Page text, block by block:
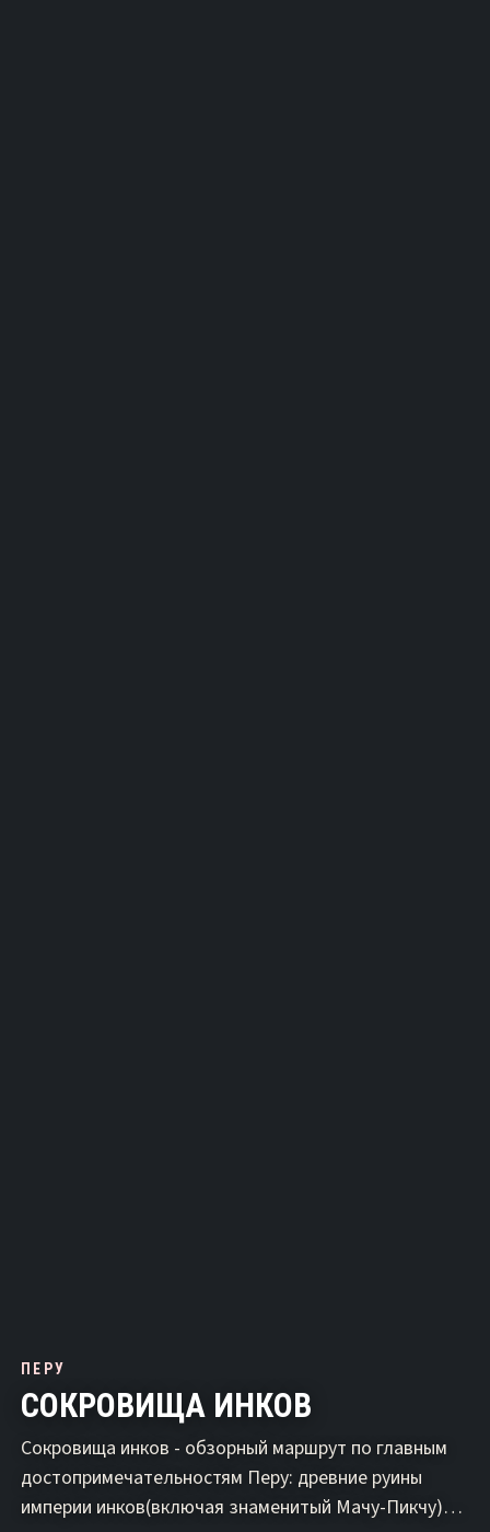
ПЕРУ
СОКРОВИЩА ИНКОВ
Сокровища инков - обзорный маршрут по главным
достопримечательностям Перу: древние руины
империи инков(включая знаменитый Мачу-Пикчу)…